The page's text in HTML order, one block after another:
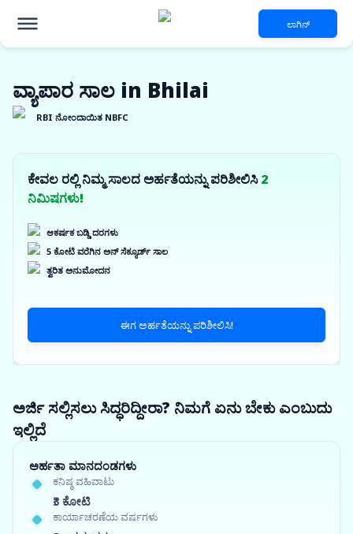
ಲಾಗಿನ್
ವ್ಯಾಪಾರ ಸಾಲ in Bhilai
RBI ನೋಂದಾಯಿತ NBFC
ಕೇವಲ ರಲ್ಲಿ ನಿಮ್ಮ ಸಾಲದ ಅರ್ಹತೆಯನ್ನು ಪರಿಶೀಲಿಸಿ2
ನಿಮಿಷಗಳು!
ಆಕರ್ಷಕ ಬಡ್ಡಿ ದರಗಳು
5 ಕೋಟಿ ವರೆಗಿನ ಅನ್ ಸೆಕ್ಯೂರ್ಡ್ ಸಾಲ
ತ್ವರಿತ ಅನುಮೋದನ
ಈಗ ಅರ್ಹತೆಯನ್ನು ಪರಿಶೀಲಿಸಿ!
ಅರ್ಜಿ ಸಲ್ಲಿಸಲು ಸಿದ್ಧರಿದ್ದೀರಾ? ನಿಮಗೆ ಏನು ಬೇಕು ಎಂಬುದು
ಇಲ್ಲಿದೆ
ಅರ್ಹತಾ ಮಾನದಂಡಗಳು
ಕನಿಷ್ಠ ವಹಿವಾಟು
₹3 ಕೋಟಿ
ಕಾರ್ಯಾಚರಣೆಯ ವರ್ಷಗಳು